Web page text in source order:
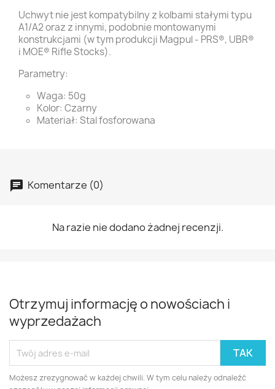
Uchwyt nie jest kompatybilny z kolbami stałymi typu
A1/A2 oraz z innymi, podobnie montowanymi
konstrukcjami (w tym produkcji Magpul - PRS®, UBR®
i MOE® Rifle Stocks).
Parametry:
Waga: 50g
Kolor: Czarny
Materiał: Stal fosforowana
Komentarze (0)
Na razie nie dodano żadnej recenzji.
Otrzymuj informację o nowościach i
wyprzedażach
Możesz zrezygnować w każdej chwili. W tym celu należy odnaleźć